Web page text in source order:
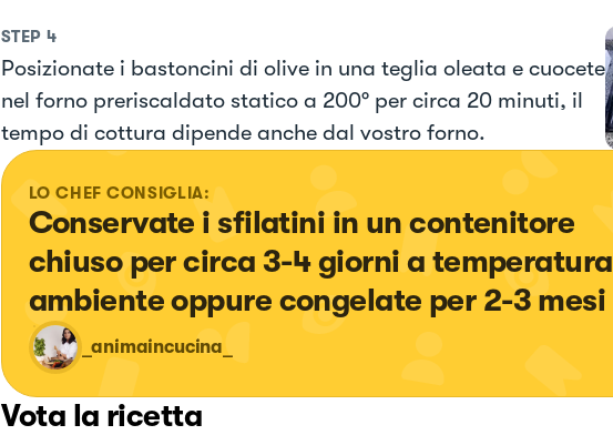
STEP 4
Posizionate i bastoncini di olive in una teglia oleata e cuocete
nel forno preriscaldato statico a 200° per circa 20 minuti, il
tempo di cottura dipende anche dal vostro forno.
LO CHEF CONSIGLIA:
Conservate i sfilatini in un contenitore
chiuso per circa 3-4 giorni a temperatura
ambiente oppure congelate per 2-3 mesi
_animaincucina_
Vota la ricetta